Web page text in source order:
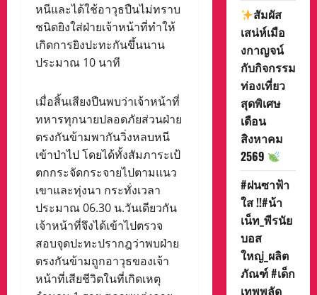
หนีและได้ใช้อาวุธปืนไม่ทราบ
ชนิดยิงใส่ฝ่ายเจ้าหน้าที่ทำให้
เกิดการยิงปะทะกันขึ้นนาน
ประมาณ 10 นาที
เมื่อสิ้นเสียงปืนพบว่าเจ้าหน้าที่
ทหารทุกนายปลอดภัยส่วนฝ่าย
ตรงกันข้ามพากันวิ่งหลบหนี
เข้าป่าไป โดยได้ทั้งสัมภาระเป้
ตกกระจัดกระจายไปตามแนว
เขาและทุ่งนา กระทั่งเวลา
ประมาณ 06.30 น.วันเดียวกัน
เจ้าหน้าที่จึงได้เข้าไปตรวจ
สอบจุดปะทะปรากฎว่าพบฝ่าย
ตรงกันข้ามถูกอาวุธของเจ้า
หน้าที่เสียชีวิตในที่เกิดเหตุ
สัมผัส
เสน่ห์เมือ
งกาญจน์
กับกิจกรรม
ท่องเที่ยว
สุดพิเศษ
เดือน
สิงหาคม
2569
#ฝนซาฟ้า
ใส !!#น้า
เน็ท_พีรนัย
บอส
ใหญ่_ผลิต
ภัณฑ์ #เด็ก
เทพพลัด